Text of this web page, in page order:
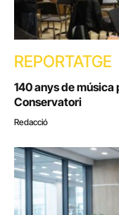
REPORTATGE
140 anys de
Conservatori
Redacció